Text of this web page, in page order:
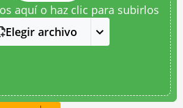
aquí o haz clic para subirlos
Elegir archivo